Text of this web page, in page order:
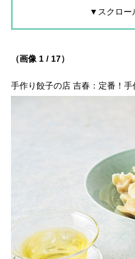
▼スクロー
（画像 1 / 17）
手作り餃子の店 吉春：定番！手